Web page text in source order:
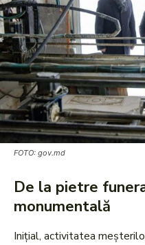
FOTO: gov.md
De la pietre
monumentală
Inițial, activitatea